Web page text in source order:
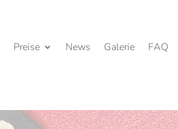
Preise News Galerie FAQ